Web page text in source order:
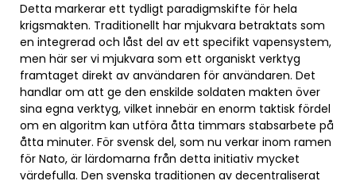
Detta markerar ett tydligt paradigmskifte för hela
krigsmakten. Traditionellt har mjukvara betraktats som
en integrerad och låst del av ett specifikt vapensystem,
men här ser vi mjukvara som ett organiskt verktyg
framtaget direkt av användaren för användaren. Det
handlar om att ge den enskilde soldaten makten över
sina egna verktyg, vilket innebär en enorm taktisk fördel
om en algoritm kan utföra åtta timmars stabsarbete på
åtta minuter. För svensk del, som nu verkar inom ramen
för Nato, är lärdomarna från detta initiativ mycket
värdefulla. Den svenska traditionen av decentraliserat